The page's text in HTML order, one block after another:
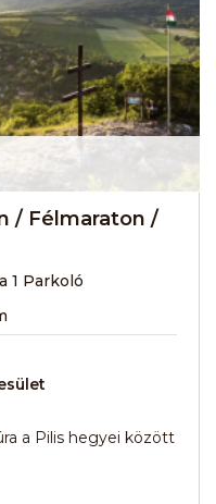
/ Félmaraton /
1 Parkoló
a Pilis hegyei között